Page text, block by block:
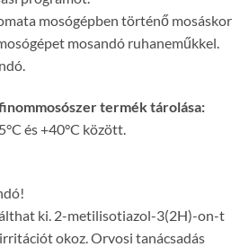
mosógépben történő mosáskor
mosandó ruhaneműkkel.
termék tárolása:
és +40°C között.
ki. 2-metilisotiazol-3(2H)-on-t
okoz. Orvosi tanácsadás